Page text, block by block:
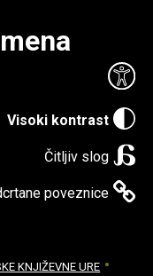
Visoki kontrast
Čitljiv slog
poveznice
KNJIŽEVNE URE